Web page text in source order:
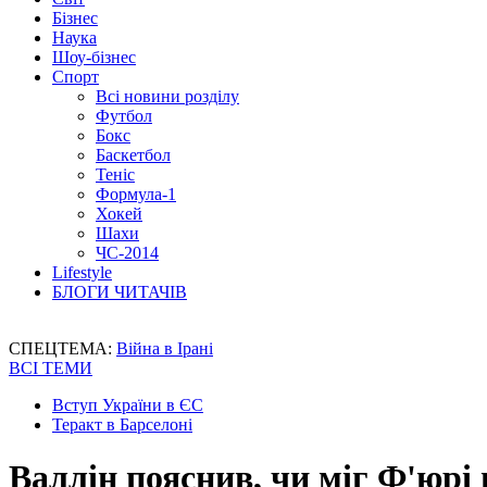
Бізнес
Наука
Шоу-бізнес
Спорт
Всі новини розділу
Футбол
Бокс
Баскетбол
Теніс
Формула-1
Хокей
Шахи
ЧС-2014
Lifestyle
БЛОГИ ЧИТАЧІВ
СПЕЦТЕМА: Війна в Ірані
ВСІ ТЕМИ
Вступ України в ЄС
Теракт в Барселоні
Валлін пояснив, чи міг Ф'юрі